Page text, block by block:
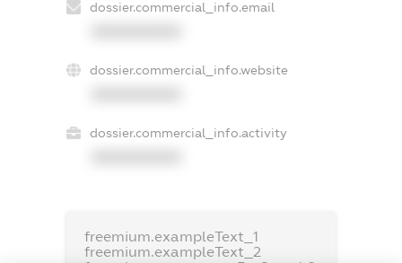
dossier.commercial_info.email
dossier.commercial_info.website
dossier.commercial_info.activity
freemium.exampleText_1
freemium.exampleText_2